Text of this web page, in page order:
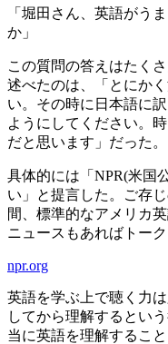
「堀田さん、英語がう
か」
この質問の答えはたく
述べたのは、「とにか
い。その時に日本語に
ようにしてください。
だと思います」だった。
具体的には「NPR(米国
い」と提言した。ご存
間、標準的なアメリカ
ニュースもあればトーク
npr.org
英語を学ぶ上で聴く力
してから理解するとい
当に英語を理解するこ